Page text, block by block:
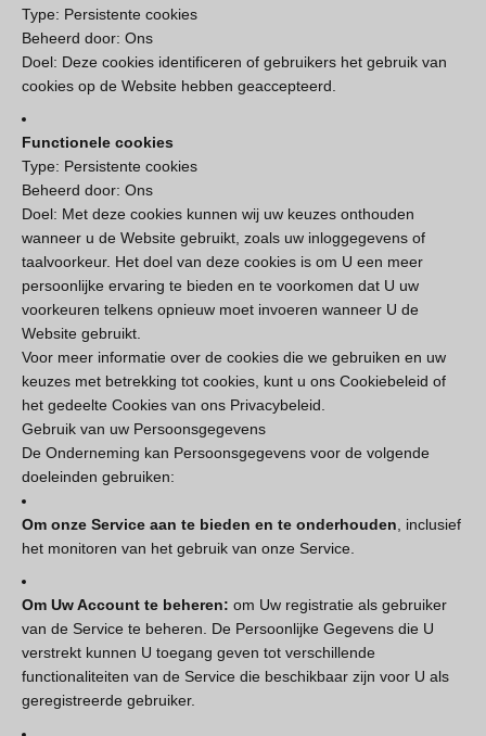
Type: Persistente cookies
Beheerd door: Ons
Doel: Deze cookies identificeren of gebruikers het gebruik van
cookies op de Website hebben geaccepteerd.
Functionele cookies
Type: Persistente cookies
Beheerd door: Ons
Doel: Met deze cookies kunnen wij uw keuzes onthouden
wanneer u de Website gebruikt, zoals uw inloggegevens of
taalvoorkeur. Het doel van deze cookies is om U een meer
persoonlijke ervaring te bieden en te voorkomen dat U uw
voorkeuren telkens opnieuw moet invoeren wanneer U de
Website gebruikt.
Voor meer informatie over de cookies die we gebruiken en uw
keuzes met betrekking tot cookies, kunt u ons Cookiebeleid of
het gedeelte Cookies van ons Privacybeleid.
Gebruik van uw Persoonsgegevens
De Onderneming kan Persoonsgegevens voor de volgende
doeleinden gebruiken:
Om onze Service aan te bieden en te onderhouden , inclusief
het monitoren van het gebruik van onze Service.
Om Uw Account te beheren: om Uw registratie als gebruiker
van de Service te beheren. De Persoonlijke Gegevens die U
verstrekt kunnen U toegang geven tot verschillende
functionaliteiten van de Service die beschikbaar zijn voor U als
geregistreerde gebruiker.